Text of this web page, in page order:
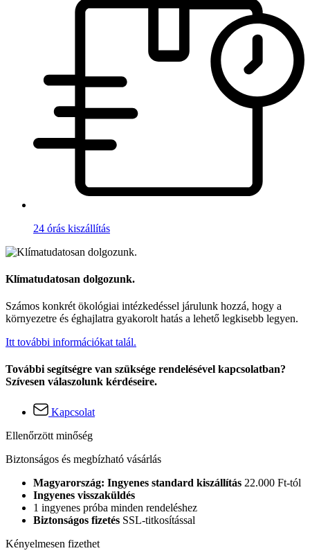
24 órás kiszállítás
Klímatudatosan dolgozunk.
Számos konkrét ökológiai intézkedéssel járulunk hozzá, hogy a
környezetre és éghajlatra gyakorolt hatás a lehető legkisebb legyen.
Itt további információkat talál.
További segítségre van szüksége rendelésével kapcsolatban?
Szívesen válaszolunk kérdéseire.
Kapcsolat
Ellenőrzött minőség
Biztonságos és megbízható vásárlás
Magyarország: Ingyenes standard kiszállítás 22.000 Ft-tól
Ingyenes visszaküldés
1 ingyenes próba minden rendeléshez
Biztonságos fizetés SSL-titkosítással
Kényelmesen fizethet